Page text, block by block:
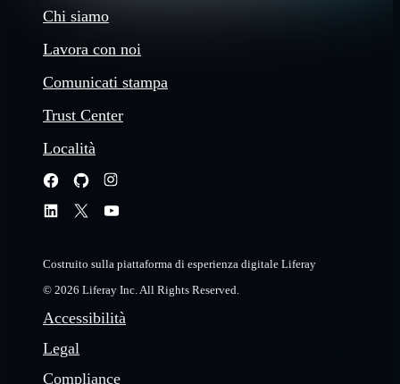
Chi siamo
Lavora con noi
Comunicati stampa
Trust Center
Località
Costruito sulla piattaforma di esperienza digitale Liferay
© 2026 Liferay Inc. All Rights Reserved.
Accessibilità
Legal
Compliance